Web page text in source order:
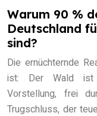
Warum 90 %
Deutschland
sind?
Die ernüchternde
ist: Der Wald ist
Vorstellung, frei
Trugschluss, der